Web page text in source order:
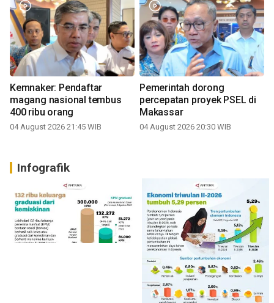
Kemnaker: Pendaftar
magang nasional tembus
400 ribu orang
04 August 2026 21:45 WIB
Pemerintah dorong
percepatan proyek PSEL di
Makassar
04 August 2026 20:30 WIB
Infografik